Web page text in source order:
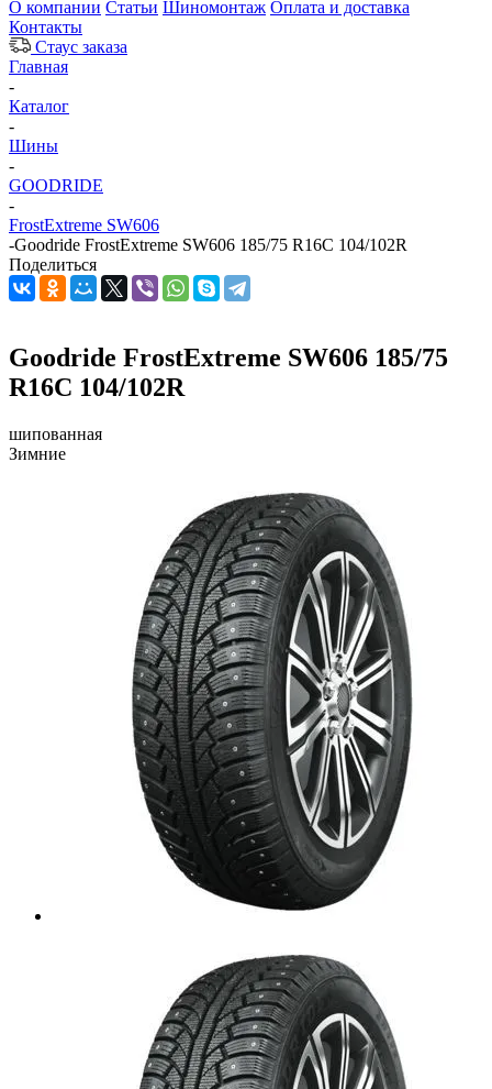
О компании Статьи Шиномонтаж Оплата и доставка
Контакты
Стаус заказа
Главная
-
Каталог
-
Шины
-
GOODRIDE
-
FrostExtreme SW606
-Goodride FrostExtreme SW606 185/75 R16C 104/102R
Поделиться
Goodride FrostExtreme SW606 185/75
R16C 104/102R
шипованная
Зимние